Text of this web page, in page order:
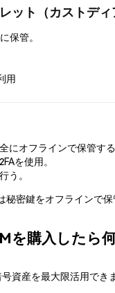
ット（カストディ
保管。
用
にオフラインで保管する
を使用。
う。
秘密鍵をオフラインで
を購入したら
資産を最大限活用でき